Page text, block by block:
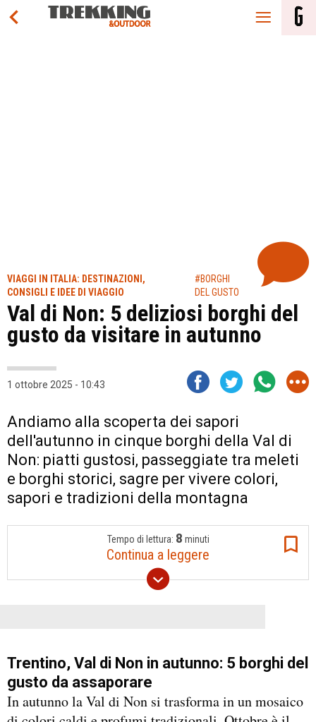
VIAGGI IN ITALIA: DESTINAZIONI,
CONSIGLI E IDEE DI VIAGGIO
#BORGHI
DEL GUSTO
Val di Non: 5 deliziosi borghi del
gusto da visitare in autunno
1 ottobre 2025 - 10:43
Andiamo alla scoperta dei sapori
dell'autunno in cinque borghi della Val di
Non: piatti gustosi, passeggiate tra meleti
e borghi storici, sagre per vivere colori,
sapori e tradizioni della montagna
Tempo di lettura: 8 minuti
Continua a leggere
Trentino, Val di Non in autunno: 5 borghi del
gusto da assaporare
In autunno la Val di Non si trasforma in un mosaico